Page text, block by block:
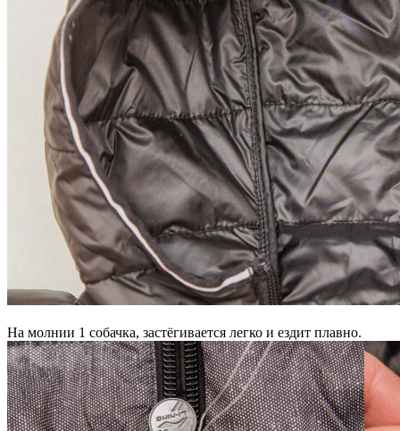
На молнии 1 собачка, застёгивается легко и ездит плавно.